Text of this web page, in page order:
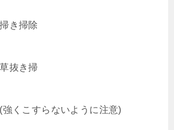
き掃除
抜き掃
強くこすらないように注意)